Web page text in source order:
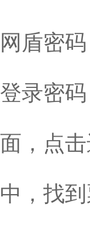
盾密码
录密码
，点
，找